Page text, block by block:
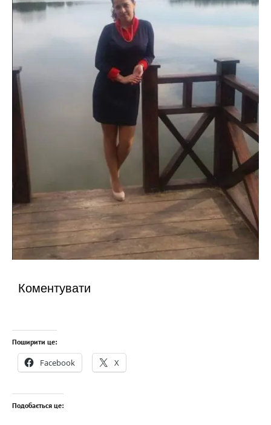
Коментувати
Поширити це:
Facebook X
Подобається це: